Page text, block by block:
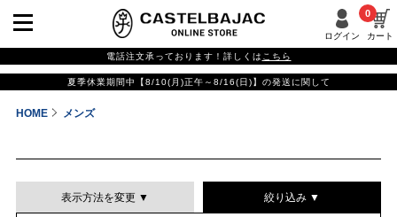
ログイン カート
0
電話注文承っております！詳しくは こちら
夏季休業期間中【8/10(月)正午～8/16(日)】の発送に関して
HOME メンズ
表示方法を変更 ▼ 絞り込み ▼